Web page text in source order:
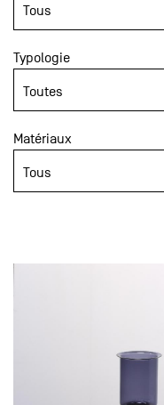
Typologie
Matériaux